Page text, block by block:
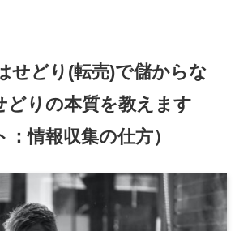
せどり(転売)で儲からな
どりの本質を教えます
：情報収集の仕方）